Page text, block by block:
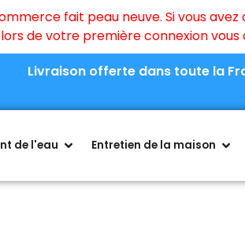
fait peau neuve. Si vous
de votre première connexion
Livraison offerte dans toute la
de l'eau Entretien de la maison